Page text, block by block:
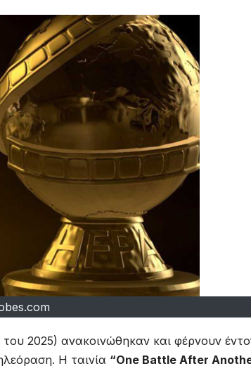
2025) ανακοινώθηκαν και φέρνουν
Η ταινία “One Battle After